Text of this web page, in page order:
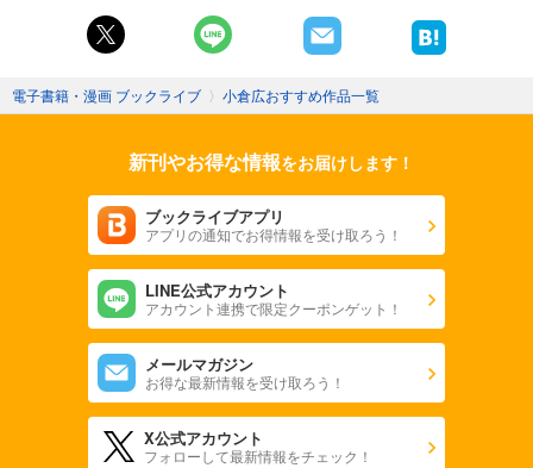
電子書籍・漫画 ブックライブ 〉 小倉広おすすめ作品一覧
新刊やお得な情報をお届けします！
ブックライブアプリ
アプリの通知でお得情報を受け取ろう！
LINE公式アカウント
アカウント連携で限定クーポンゲット！
メールマガジン
お得な最新情報を受け取ろう！
X公式アカウント
フォローして最新情報をチェック！